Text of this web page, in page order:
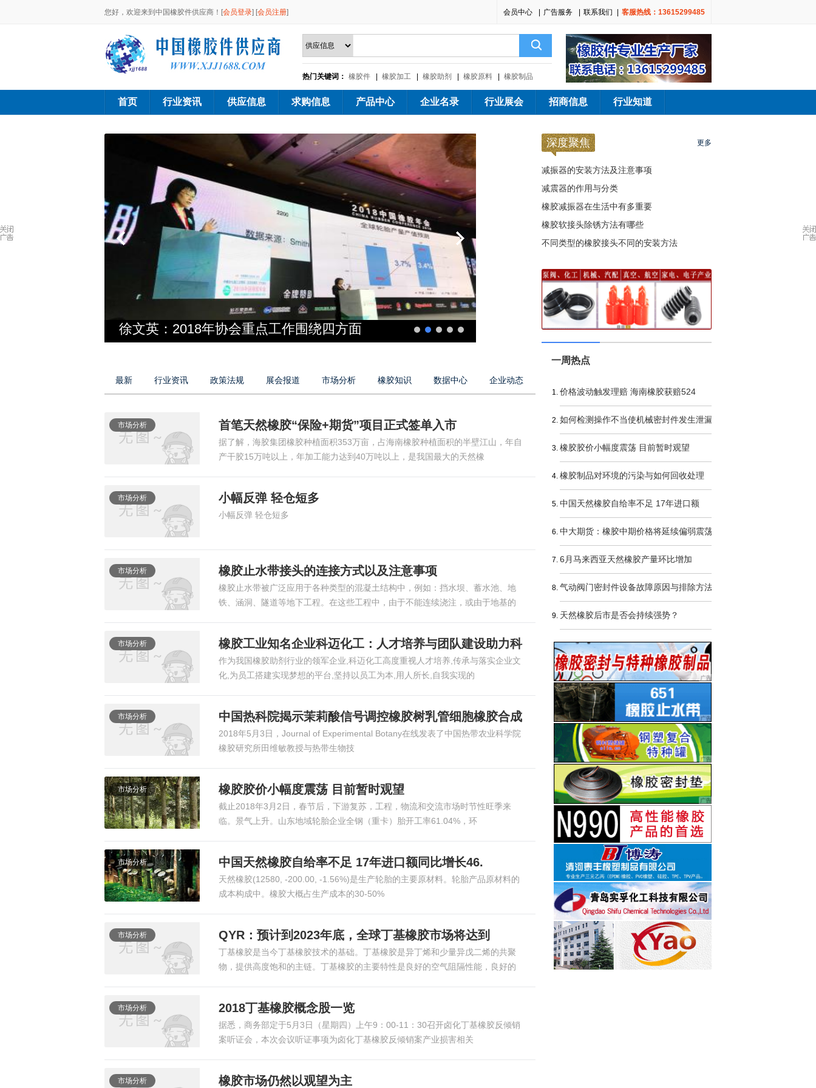
您好，欢迎来到中国橡胶件供应商！[会员登录] [会员注册] 会员中心 广告服务 联系我们 客服热线：13615299485
热门关键词： 橡胶件 橡胶加工 橡胶助剂 橡胶原料 橡胶制品
首页 行业资讯 供应信息 求购信息 产品中心 企业名录 行业展会 招商信息 行业知道
徐文英：2018年协会重点工作围绕四方面 2018年中国橡胶年会隆重开幕
最新 行业资讯 政策法规 展会报道 市场分析 橡胶知识 数据中心 企业动态
市场分析 首笔天然橡胶“保险+期货”项目正式签单入市
据了解，海胶集团橡胶种植面积353万亩，占海南橡胶种植面积的半壁江山，年自
产干胶15万吨以上，年加工能力达到40万吨以上，是我国最大的天然橡
市场分析 小幅反弹 轻仓短多
小幅反弹 轻仓短多
市场分析 橡胶止水带接头的连接方式以及注意事项
橡胶止水带被广泛应用于各种类型的混凝土结构中，例如：挡水坝、蓄水池、地
铁、涵洞、隧道等地下工程。在这些工程中，由于不能连续浇注，或由于地基的
市场分析 橡胶工业知名企业科迈化工：人才培养与团队建设助力科
作为我国橡胶助剂行业的领军企业,科迈化工高度重视人才培养,传承与落实企业文
化,为员工搭建实现梦想的平台,坚持以员工为本,用人所长,自我实现的
市场分析 中国热科院揭示茉莉酸信号调控橡胶树乳管细胞橡胶合成
2018年5月3日，Journal of Experimental Botany在线发表了中国热带农业科学院
橡胶研究所田维敏教授与热带生物技
市场分析 橡胶胶价小幅度震荡 目前暂时观望
截止2018年3月2日，春节后，下游复苏，工程，物流和交流市场时节性旺季来
临。景气上升。山东地域轮胎企业全钢（重卡）胎开工率61.04%，环
市场分析 中国天然橡胶自给率不足 17年进口额同比增长46.
天然橡胶(12580, -200.00, -1.56%)是生产轮胎的主要原材料。轮胎产品原材料的
成本构成中。橡胶大概占生产成本的30-50%
市场分析 QYR：预计到2023年底，全球丁基橡胶市场将达到
丁基橡胶是当今丁基橡胶技术的基础。丁基橡胶是异丁烯和少量异戊二烯的共聚
物，提供高度饱和的主链。丁基橡胶的主要特性是良好的空气阻隔性能，良好的
市场分析 2018丁基橡胶概念股一览
据悉，商务部定于5月3日（星期四）上午9：00-11：30召开卤化丁基橡胶反倾销
案听证会，本次会议听证事项为卤化丁基橡胶反倾销案产业损害相关
市场分析 橡胶市场仍然以观望为主
深度聚焦 更多
减振器的安装方法及注意事项
减震器的作用与分类
橡胶减振器在生活中有多重要
橡胶软接头除锈方法有哪些
不同类型的橡胶接头不同的安装方法
一周热点
价格波动触发理赔 海南橡胶获赔524
如何检测操作不当使机械密封件发生泄漏
橡胶胶价小幅度震荡 目前暂时观望
橡胶制品对环境的污染与如何回收处理
中国天然橡胶自给率不足 17年进口额
中大期货：橡胶中期价格将延续偏弱震荡
6月马来西亚天然橡胶产量环比增加
气动阀门密封件设备故障原因与排除方法
天然橡胶后市是否会持续强势？